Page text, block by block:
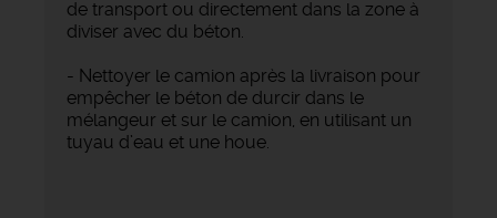
de transport ou directement dans la zone à
diviser avec du béton.
- Nettoyer le camion après la livraison pour
empêcher le béton de durcir dans le
mélangeur et sur le camion, en utilisant un
tuyau d’eau et une houe.